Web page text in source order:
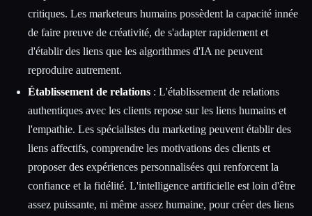
critiques. Les marketeurs humains possèdent la capacité innée
de faire preuve de créativité, de s'adapter rapidement et
d'établir des liens que les algorithmes d'IA ne peuvent
reproduire autrement.
Établissement de relations : L'établissement de relations
authentiques avec les clients repose sur les liens humains et
l'empathie. Les spécialistes du marketing peuvent établir des
liens affectifs, comprendre les motivations des clients et
proposer des expériences personnalisées qui renforcent la
confiance et la fidélité. L'intelligence artificielle est loin d'être
assez puissante, ni même assez humaine, pour créer des liens